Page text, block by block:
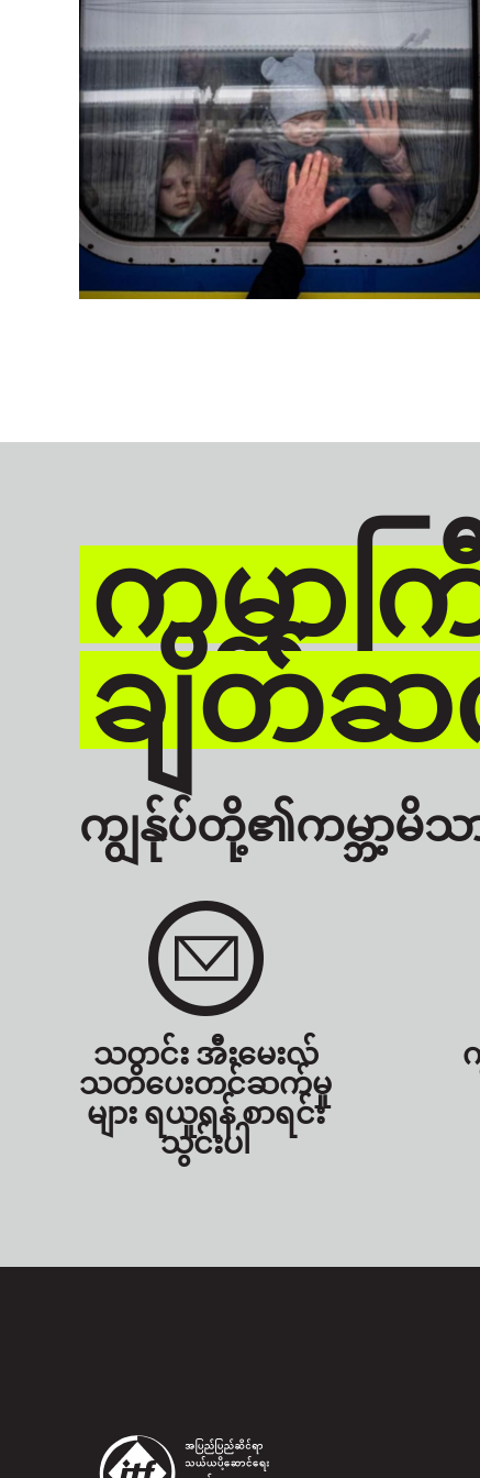
ကမ္ဘာက
ချိတ်ဆ
ကျွန်ုပ်တို့၏ကမ္ဘာ့မိသာ
သတင်း အီးမေးလ်
သတိပေးတင်ဆက်မှု
များ ရယူရန် စာရင်း
သွင်းပါ